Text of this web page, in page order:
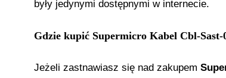
były jedynymi dostępnymi w internecie.
Gdzie kupić Supermicro Kabel Cbl-
Jeżeli zastnawiasz się nad zakupem